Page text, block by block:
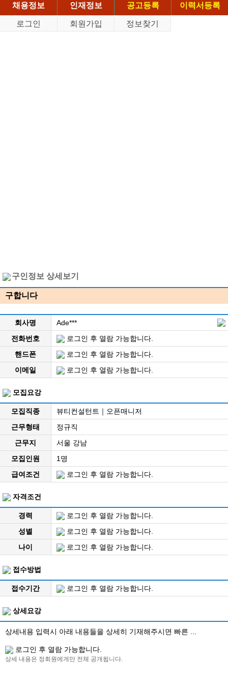
채용정보
인재정보 공고등록
이력서등록
로그인
회원가입 정보찾기
구인정보 상세보기
구합니다
회사명
Ade***
전화번호
로그인 후 열람 가능합니다.
핸드폰
로그인 후 열람 가능합니다.
이메일
로그인 후 열람 가능합니다.
모집요강
모집직종
뷰티컨설턴트｜오픈매니저
근무형태
정규직
근무지
서울 강남
모집인원
1명
급여조건
로그인 후 열람 가능합니다.
자격조건
경력
로그인 후 열람 가능합니다.
성별
로그인 후 열람 가능합니다.
나이
로그인 후 열람 가능합니다.
접수방법
접수기간 로그인 후 열람 가능합니다.
상세요강
상세내용 입력시 아래 내용들을 상세히 기재해주시면 빠른 ...
로그인 후 열람 가능합니다.
상세 내용은 정회원에게만 전체 공개됩니다.